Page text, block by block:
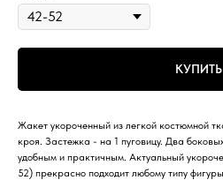
КУПИТЬ
Жакет укороченный из легкой костюмной
кроя. Застежка - на 1 пуговицу. Два
удобным и практичным. Актуальный
52) прекрасно подходит любому типу